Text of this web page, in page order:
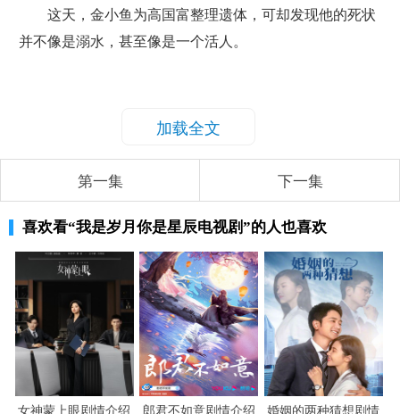
这天，金小鱼为高国富整理遗体，可却发现他的死状
并不像是溺水，甚至像是一个活人。
加载全文
第一集 下一集
喜欢看“我是岁月你是星辰电视剧”的人也喜欢
女神蒙上眼剧情介绍 郎君不如意剧情介绍 婚姻的两种猜想剧情